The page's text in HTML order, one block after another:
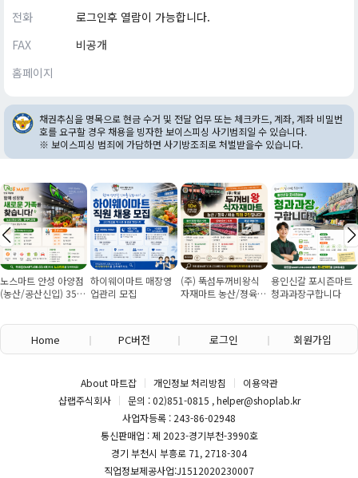
전화
로그인후 열람이 가능합니다.
FAX
비공개
홈페이지
채권추심을 명목으로 현금 수거 및 전달 업무 또는 체크카드, 계좌, 계좌 비밀번
호를 요구할 경우 채용을 빙자한 보이스피싱 사기범죄일 수 있습니다.
※ 보이스피싱 범죄에 가담하면 사기방조죄로 처벌받을수 있습니다.
점 하이웨이마트 매장영
업관리 모집
(주) 뚝섬두꺼비왕식
자재마트 농산/졍육/
용인신갈 포시즌마트
청과과장구합니다
회.초밥 실장님.
판매소분포장
Home PC버전 로그인 회원가입
About 마트잡 개인정보 처리방침
이용약관
샵랩주식회사
문의 : 02)851-0815 , helper@shoplab.kr
사업자등록 : 243-86-02948
통신판매업 : 제 2023-경기부천-3990호
경기 부천시 부흥로 71, 2718-304
직업정보제공사업:J1512020230007